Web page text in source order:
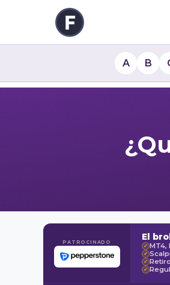
A B
PATROCINADO El
✓ MT4,
✓
✓
✓